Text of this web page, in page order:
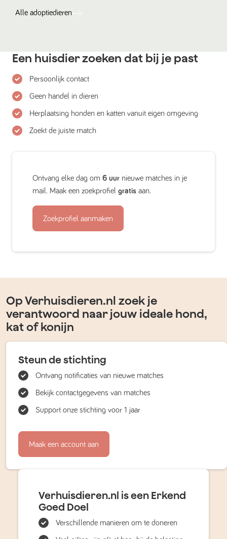
Alle adoptiedieren
Een huisdier zoeken dat bij je past
Persoonlijk contact
Geen handel in dieren
Herplaatsing honden en katten vanuit eigen omgeving
Zoekt de juiste match
Ontvang elke dag om 6 uur nieuwe matches in je
mail. Maak een zoekprofiel gratis aan.
Zoekprofiel aanmaken
Op Verhuisdieren.nl zoek je
verantwoord naar jouw ideale hond,
kat of konijn
Steun de stichting
Ontvang notificaties van nieuwe matches
Bekijk contactgegevens van matches
Support onze stichting voor 1 jaar
Maak een account aan
Verhuisdieren.nl is een Erkend
Goed Doel
Verschillende manieren om te doneren